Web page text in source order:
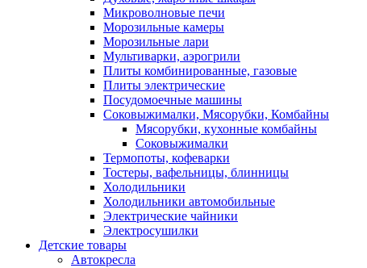
Микроволновые печи
Морозильные камеры
Морозильные лари
Мультиварки, аэрогрили
Плиты комбинированные, газовые
Плиты электрические
Посудомоечные машины
Соковыжималки, Мясорубки, Комбайны
Мясорубки, кухонные комбайны
Соковыжималки
Термопоты, кофеварки
Тостеры, вафельницы, блинницы
Холодильники
Холодильники автомобильные
Электрические чайники
Электросушилки
Детские товары
Автокресла